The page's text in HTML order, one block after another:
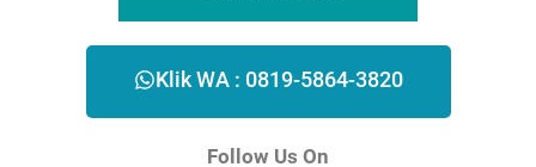
Klik WA : 0819-5864-3820
Follow Us On